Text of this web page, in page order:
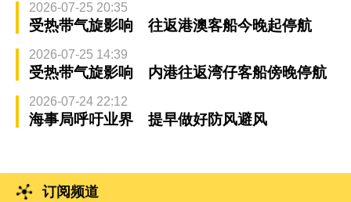
2026-07-25 20:35
受热带气旋影响 往返港澳客船今晚起停航
2026-07-25 14:39
受热带气旋影响 内港往返湾仔客船傍晚停航
2026-07-24 22:12
海事局呼吁业界 提早做好防风避风
订阅频道